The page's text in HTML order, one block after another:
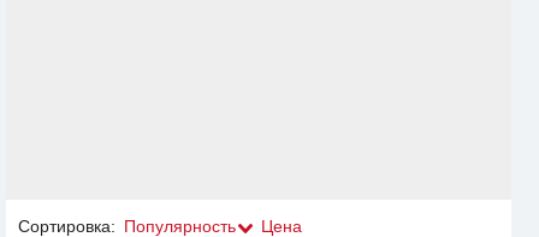
Сортировка: Популярность Цена